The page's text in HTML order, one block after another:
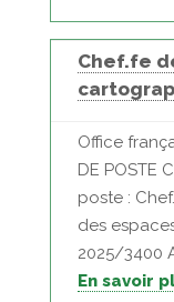
Chef.fe
Office
DE POSTE
poste :
des
2025/3400
En savoir